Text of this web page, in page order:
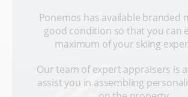
Ponemos has available branded
good condition so that you can
maximum of your skiing
Our team of expert appraisers is
assist you in assembling